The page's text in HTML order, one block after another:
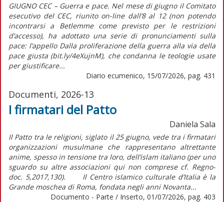
GIUGNO CEC – Guerra e pace. Nel mese di giugno il Comitato
esecutivo del CEC, riunito on-line dall’8 al 12 (non potendo
incontrarsi a Betlemme come previsto per le restrizioni
d’accesso), ha adottato una serie di pronunciamenti sulla
pace: l’appello Dalla proliferazione della guerra alla via della
pace giusta (bit.ly/4eXujnM), che condanna le teologie usate
per giustificare...
Diario ecumenico, 15/07/2026, pag. 431
Documenti, 2026-13
I firmatari del Patto
Daniela Sala
Il Patto tra le religioni, siglato il 25 giugno, vede tra i firmatari
organizzazioni musulmane che rappresentano altrettante
anime, spesso in tensione tra loro, dell’islam italiano (per uno
sguardo su altre associazioni qui non comprese cf. Regno-
doc. 5,2017,130). Il Centro islamico culturale d’Italia è la
Grande moschea di Roma, fondata negli anni Novanta...
Documento - Parte / Inserto, 01/07/2026, pag. 403